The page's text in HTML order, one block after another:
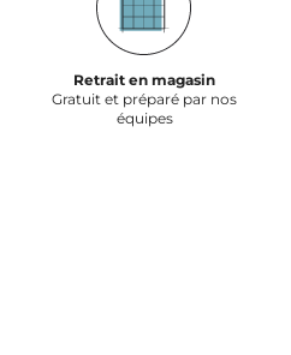
Retrait en magasin
Gratuit et préparé par nos
équipes